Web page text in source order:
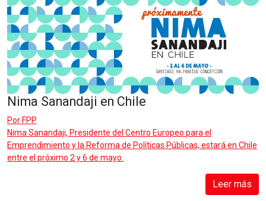
Nima Sanandaji en Chile
Por FPP
Nima Sanandaji, Presidente del Centro Europeo para el
Emprendimiento y la Reforma de Políticas Públicas, estará en Chile
entre el próximo 2 y 6 de mayo.
Leer más